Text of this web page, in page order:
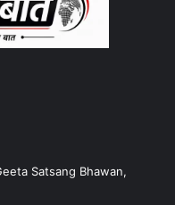
Satsang Bhawan,